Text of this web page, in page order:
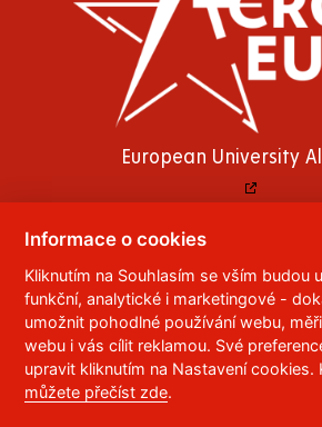
European University
© 2023 Univerzita Pardubice,
532 10 Pardubice 2
Telefon: 466 036 111, 466 036
Správce webu ,RSS
ID datové schránky:
Informace o cookies
Kliknutím na Souhlasím se vším budou
funkční, analytické i marketingové -
umožnit pohodlné používání webu,
webu i vás cílit reklamou. Své
upravit kliknutím na Nastavení cookies.
můžete přečíst zde.